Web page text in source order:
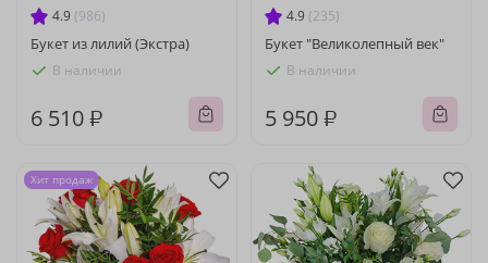
4.9 (986)
Букет из лилий (Экстра)
В наличии
6 510 ₽
4.9 (235)
Букет "Великолепный век"
В наличии
5 950 ₽
Хит продаж